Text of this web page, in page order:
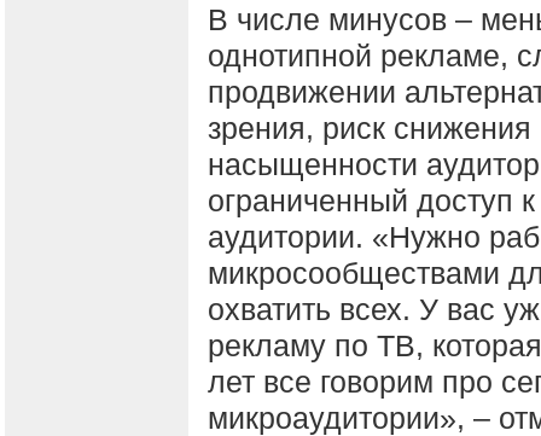
В числе минусов –
однотипной рекламе,
продвижении
зрения, риск снижения
насыщенности
ограниченный доступ
аудитории. «Нужно
микросообществами
охватить всех. У вас
рекламу по ТВ,
лет все говорим про
микроаудитории», –